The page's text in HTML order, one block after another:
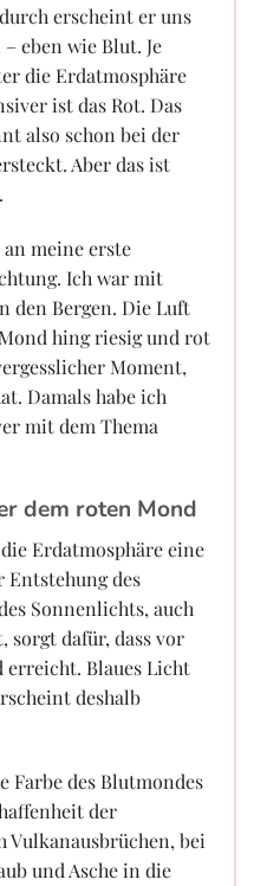
erscheint er uns
eben wie Blut. Je
die Erdatmosphäre
ist das Rot. Das
also schon bei der
Aber das ist
meine erste
Ich war mit
den Bergen. Die Luft
hing riesig und rot
Moment,
Damals habe ich
mit dem Thema
dem roten Mond
Erdatmosphäre eine
Entstehung des
Sonnenlichts, auch
sorgt dafür, dass vor
Blaues Licht
deshalb
Farbe des Blutmondes
der
Vulkanausbrüchen, bei
und Asche in die